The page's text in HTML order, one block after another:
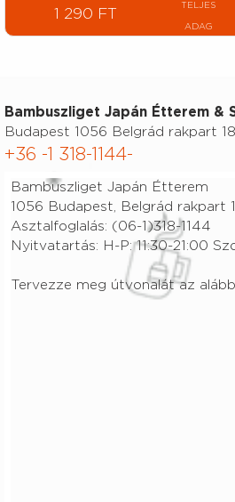
1 290 FT
TELJES
ADAG
Bambuszliget Japán Étterem &
Budapest 1056 Belgrád rakpart
+36 -1 318-1144-
Bambuszliget Japán Étterem
1056 Budapest, Belgrád rakpart
Asztalfoglalás: (06-1)318-1144
Nyitvatartás: H-P: 11:30-21:00
Tervezze meg útvonalát az